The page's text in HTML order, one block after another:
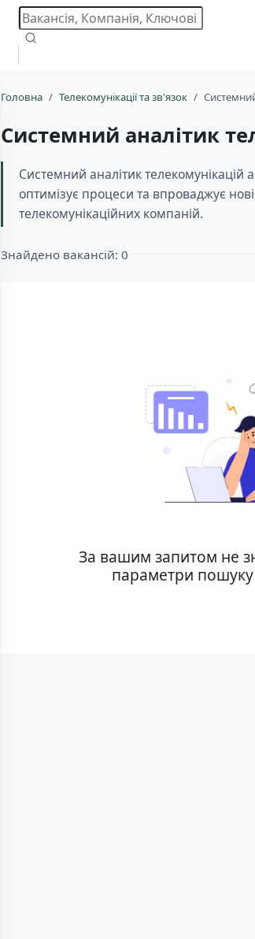
Головна Телекомунікації та зв'язок
Системний аналітик
Системний аналітик телекомунікацій
оптимізує процеси та впроваджує
телекомунікаційних компаній.
Знайдено вакансій: 0
За вашим запитом не
параметри пошуку